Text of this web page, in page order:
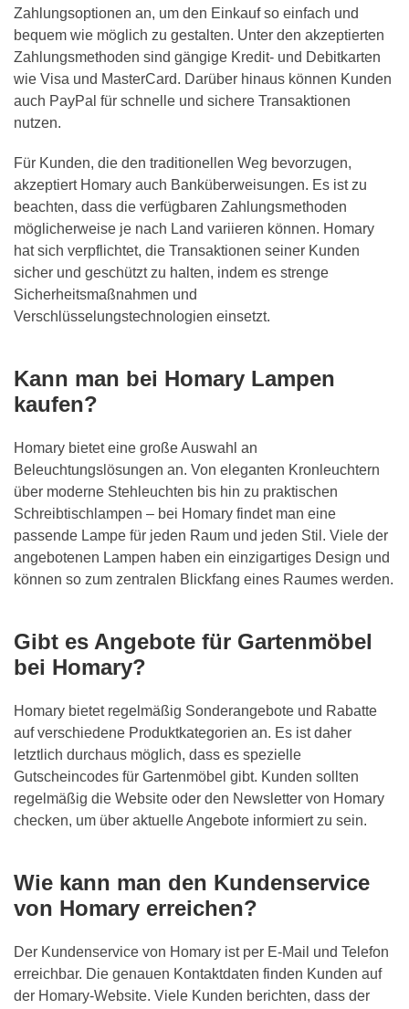
Zahlungsoptionen an, um den Einkauf so einfach und
bequem wie möglich zu gestalten. Unter den akzeptierten
Zahlungsmethoden sind gängige Kredit- und Debitkarten
wie Visa und MasterCard. Darüber hinaus können Kunden
auch PayPal für schnelle und sichere Transaktionen
nutzen.
Für Kunden, die den traditionellen Weg bevorzugen,
akzeptiert Homary auch Banküberweisungen. Es ist zu
beachten, dass die verfügbaren Zahlungsmethoden
möglicherweise je nach Land variieren können. Homary
hat sich verpflichtet, die Transaktionen seiner Kunden
sicher und geschützt zu halten, indem es strenge
Sicherheitsmaßnahmen und
Verschlüsselungstechnologien einsetzt.
Kann man bei Homary Lampen
kaufen?
Homary bietet eine große Auswahl an
Beleuchtungslösungen an. Von eleganten Kronleuchtern
über moderne Stehleuchten bis hin zu praktischen
Schreibtischlampen – bei Homary findet man eine
passende Lampe für jeden Raum und jeden Stil. Viele der
angebotenen Lampen haben ein einzigartiges Design und
können so zum zentralen Blickfang eines Raumes werden.
Gibt es Angebote für Gartenmöbel
bei Homary?
Homary bietet regelmäßig Sonderangebote und Rabatte
auf verschiedene Produktkategorien an. Es ist daher
letztlich durchaus möglich, dass es spezielle
Gutscheincodes für Gartenmöbel gibt. Kunden sollten
regelmäßig die Website oder den Newsletter von Homary
checken, um über aktuelle Angebote informiert zu sein.
Wie kann man den Kundenservice
von Homary erreichen?
Der Kundenservice von Homary ist per E-Mail und Telefon
erreichbar. Die genauen Kontaktdaten finden Kunden auf
der Homary-Website. Viele Kunden berichten, dass der